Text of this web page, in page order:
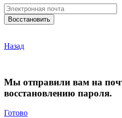
Назад
Мы отправили вам на
восстановлению пароля.
Готово